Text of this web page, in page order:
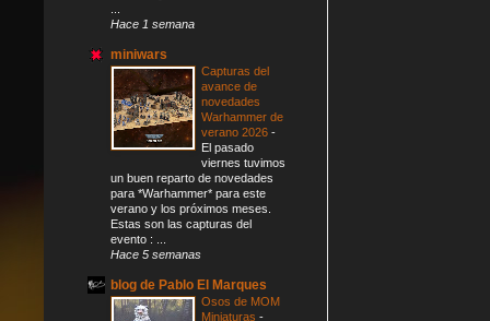
Hace 1 semana
miniwars
Capturas del
avance de
novedades
Warhammer de
verano 2026 -
El pasado
viernes tuvimos
un buen reparto de novedades
para *Warhammer* para este
verano y los próximos meses.
Estas son las capturas del
evento : ...
Hace 5 semanas
blog de Pablo El Marques
Osos de MOM
Miniaturas -